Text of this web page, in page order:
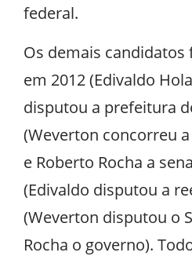
federal.
Os demais
em 2012 (Edivaldo
disputou a prefeitura
(Weverton concorreu
e Roberto Rocha a
(Edivaldo disputou a
(Weverton disputou o
Rocha o governo).